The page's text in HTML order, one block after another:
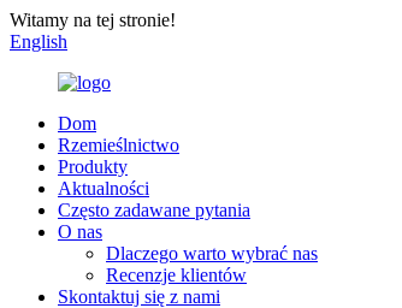
Witamy na tej stronie!
English
Dom
Rzemieślnictwo
Produkty
Aktualności
Często zadawane pytania
O nas
Dlaczego warto wybrać nas
Recenzje klientów
Skontaktuj się z nami